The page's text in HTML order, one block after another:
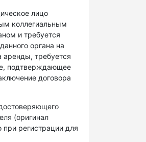
лицо
коллегиальным
и требуется
органа на
аренды, требуется
подтверждающее
договора
(оригинал
при регистрации для